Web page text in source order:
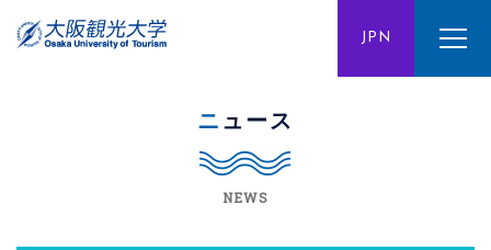
JPN
ENG CHN
ニュース
NEWS